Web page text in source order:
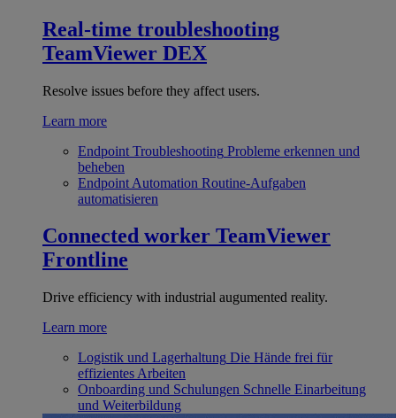
Real-time troubleshooting
TeamViewer DEX
Resolve issues before they affect users.
Learn more
Endpoint Troubleshooting Probleme erkennen und
beheben
Endpoint Automation Routine-Aufgaben
automatisieren
Connected worker TeamViewer
Frontline
Drive efficiency with industrial augumented reality.
Learn more
Logistik und Lagerhaltung Die Hände frei für
effizientes Arbeiten
Onboarding und Schulungen Schnelle Einarbeitung
und Weiterbildung